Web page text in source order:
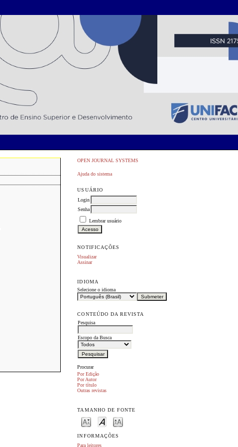
OPEN JOURNAL SYSTEMS
Ajuda do sistema
USUÁRIO
Login
Senha
Lembrar usuário
NOTIFICAÇÕES
Visualizar
Assinar
IDIOMA
Selecione o idioma
CONTEÚDO DA REVISTA
Pesquisa
Escopo da Busca
Procurar
Por Edição
Por Autor
Por título
Outras revistas
TAMANHO DE FONTE
INFORMAÇÕES
Para leitores